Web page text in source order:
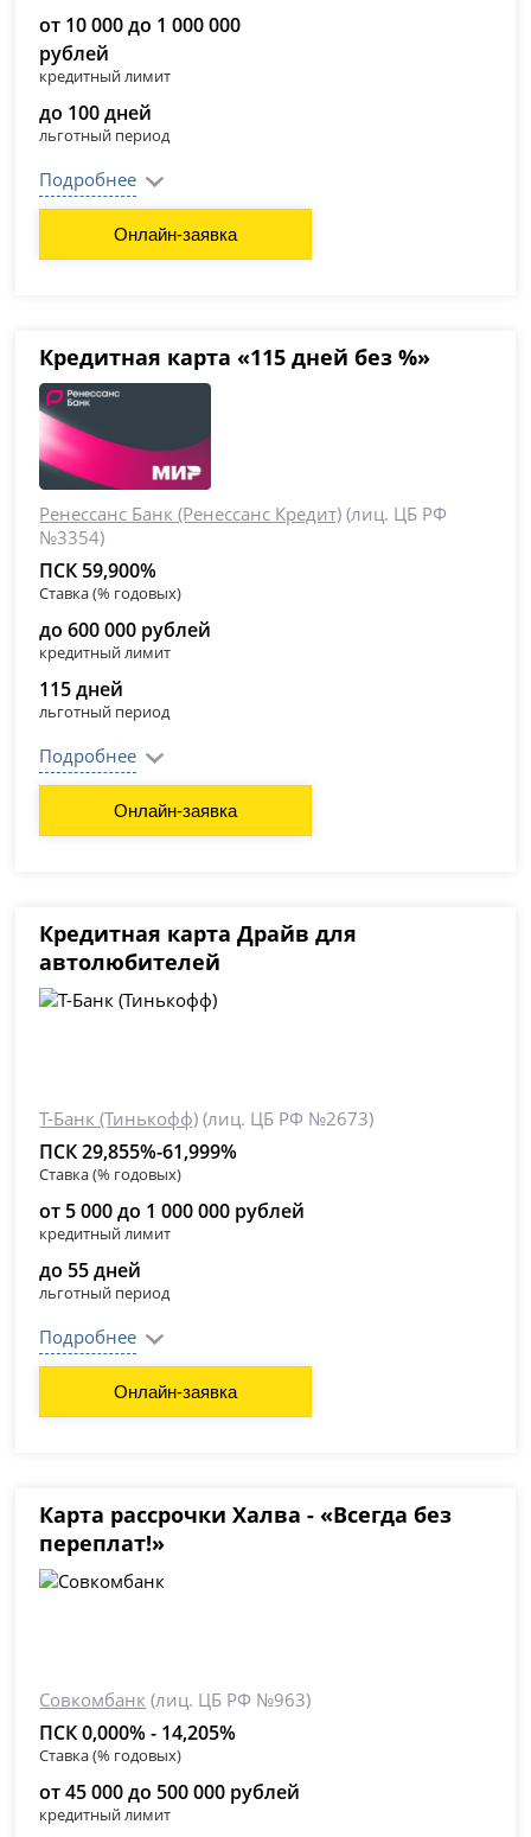
от 10 000 до 1 000 000
рублей
кредитный лимит
до 100 дней
льготный период
Подробнее
Онлайн-заявка
Кредитная карта «115 дней без %»
Ренессанс Банк (Ренессанс Кредит) (лиц. ЦБ РФ
№3354)
ПСК 59,900%
Ставка (% годовых)
до 600 000 рублей
кредитный лимит
115 дней
льготный период
Подробнее
Онлайн-заявка
Кредитная карта Драйв для
автолюбителей
Т-Банк (Тинькофф) (лиц. ЦБ РФ №2673)
ПСК 29,855%-61,999%
Ставка (% годовых)
от 5 000 до 1 000 000 рублей
кредитный лимит
до 55 дней
льготный период
Подробнее
Онлайн-заявка
Карта рассрочки Халва - «Всегда без
переплат!»
Совкомбанк (лиц. ЦБ РФ №963)
ПСК 0,000% - 14,205%
Ставка (% годовых)
от 45 000 до 500 000 рублей
кредитный лимит